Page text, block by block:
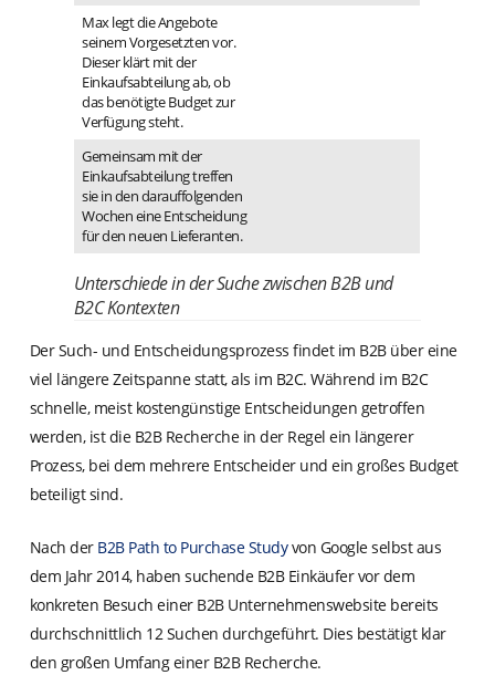
Max legt die Angebote
seinem Vorgesetzten vor.
Dieser klärt mit der
Einkaufsabteilung ab, ob
das benötigte Budget zur
Verfügung steht.
Gemeinsam mit der
Einkaufsabteilung treffen
sie in den darauffolgenden
Wochen eine Entscheidung
für den neuen Lieferanten.
Unterschiede in der Suche zwischen B2B und
B2C Kontexten
Der Such- und Entscheidungsprozess findet im B2B über eine
viel längere Zeitspanne statt, als im B2C. Während im B2C
schnelle, meist kostengünstige Entscheidungen getroffen
werden, ist die B2B Recherche in der Regel ein längerer
Prozess, bei dem mehrere Entscheider und ein großes Budget
beteiligt sind.
Nach der B2B Path to Purchase Studyvon Google selbst aus
dem Jahr 2014, haben suchende B2B Einkäufer vor dem
konkreten Besuch einer B2B Unternehmenswebsite bereits
durchschnittlich 12 Suchen durchgeführt. Dies bestätigt klar
den großen Umfang einer B2B Recherche.